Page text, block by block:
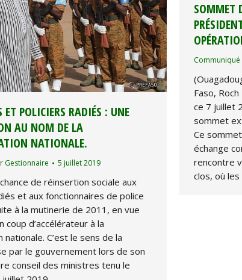
POLICIERS RADIÉS : UNE
AU NOM DE LA
NATIONALE.
Gestionnaire 5 juillet 2019
de réinsertion sociale aux
et aux fonctionnaires de police
à la mutinerie de 2011, en vue
coup d’accélérateur à la
nationale. C’est le sens de la
par le gouvernement lors de son
conseil des ministres tenu le
SOMMET
Faso,
ce 7 juillet
sommet
Ce
échange
rencontre
clos, où